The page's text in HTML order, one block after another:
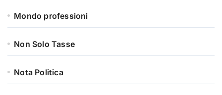
Mondo professioni
Non Solo Tasse
Nota Politica